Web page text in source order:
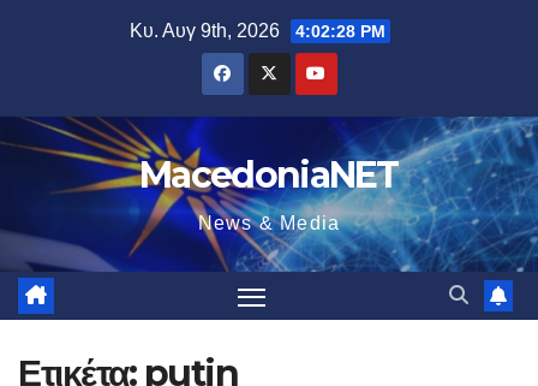
Κυ. Αυγ 9th, 2026 4:02:29 PM
MacedoniaNET
News & Media
Ετικέτα: putin